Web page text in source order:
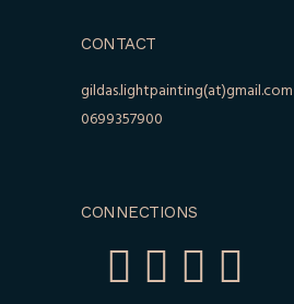
CONTACT
gildas.lightpainting(at)gmail.com
0699357900
CONNECTIONS